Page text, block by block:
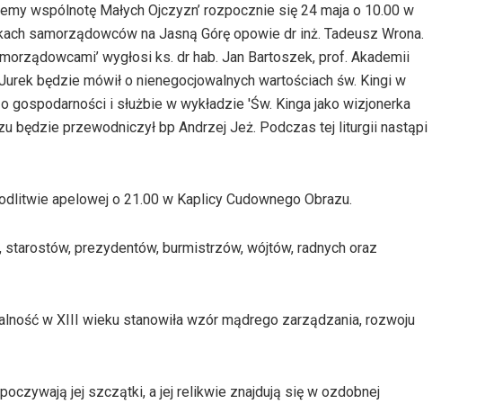
głośność.
wspólnotę Małych Ojczyzn’ rozpocznie się 24 maja o 10.00 w
samorządowców na Jasną Górę opowie dr inż. Tadeusz Wrona.
wygłosi ks. dr hab. Jan Bartoszek, prof. Akademii
będzie mówił o nienegocjowalnych wartościach św. Kingi w
i służbie w wykładzie 'Św. Kinga jako wizjonerka
będzie przewodniczył bp Andrzej Jeż. Podczas tej liturgii nastąpi
apelowej o 21.00 w Kaplicy Cudownego Obrazu.
prezydentów, burmistrzów, wójtów, radnych oraz
w XIII wieku stanowiła wzór mądrego zarządzania, rozwoju
jej szczątki, a jej relikwie znajdują się w ozdobnej